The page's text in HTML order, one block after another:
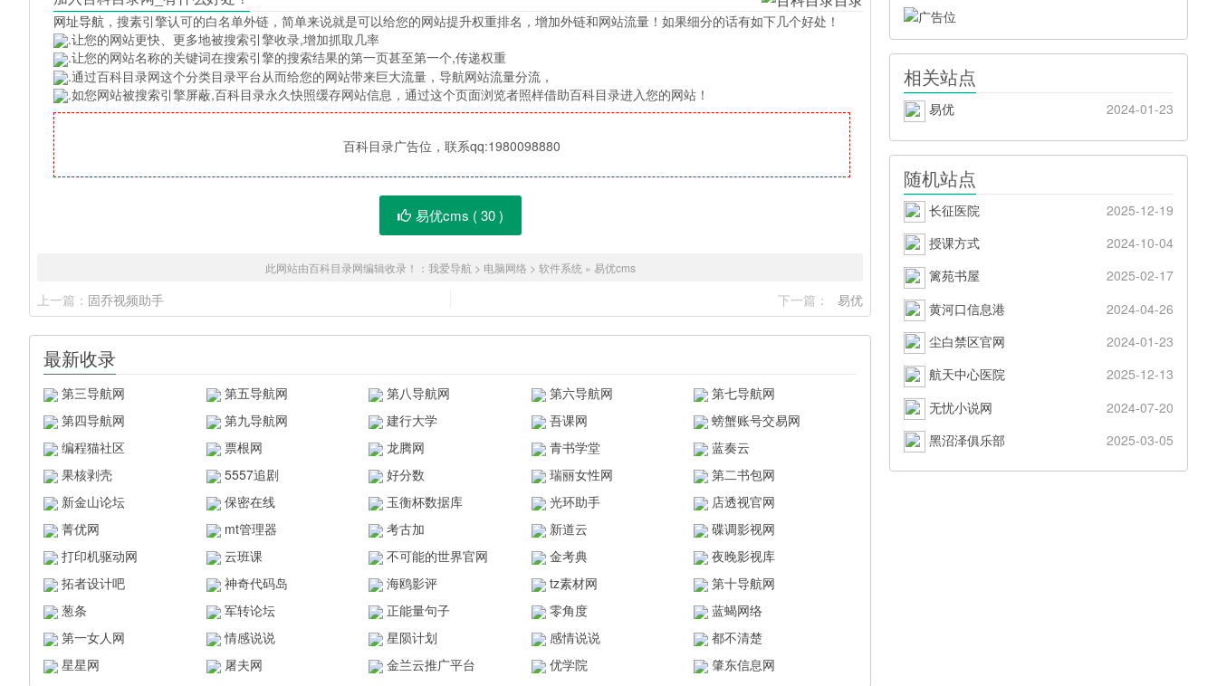
网址导航 ，搜素引擎认可的白名单外链，简单来说就是可以给您的网站提升权重排名，增加外链和网站流量！如果细分的话有如下几个好处！
.让您的网站更快、更多地被搜索引擎收录,增加抓取几率
.让您的网站名称的关键词在搜索引擎的搜索结果的第一页甚至第一个,传递权重
.通过百科目录网这个分类目录平台从而给您的网站带来巨大流量，导航网站流量分流，
.如您网站被搜索引擎屏蔽,百科目录永久快照缓存网站信息，通过这个页面浏览者照样借助百科目录进入您的网站！
百科目录广告位，联系qq:1980098880
易优cms ( 30)
此网站由百科目录网编辑收录！： 我爱导航 > 电脑网络 > 软件系统 » 易优cms
上一篇： 固乔视频助手 下一篇： 易优
最新收录
第三导航网 第五导航网 第八导航网 第六导航网
第七导航网
第四导航网
第九导航网 建行大学 吾课网
螃蟹账号交易网
编程猫社区
票根网 龙腾网 青书学堂
蓝奏云
果核剥壳
5557追剧 好分数 瑞丽女性网
第二书包网
新金山论坛
保密在线 玉衡杯数据库 光环助手
店透视官网
菁优网
mt管理器 考古加 新道云
碟调影视网
打印机驱动网
云班课 不可能的世界官网 金考典
夜晚影视库
拓者设计吧
神奇代码岛 海鸥影评 tz素材网
第十导航网
葱条
军转论坛 正能量句子 零角度
蓝蝎网络
第一女人网
情感说说 星陨计划 感情说说
都不清楚
星星网
屠夫网 金兰云推广平台 优学院 肇东信息网
相关站点
易优 2024-01-23
随机站点
长征医院
2025-12-19
授课方式
2024-10-04
篱苑书屋
2025-02-17
黄河口信息港
2024-04-26
尘白禁区官网
2024-01-23
航天中心医院
2025-12-13
无忧小说网
2024-07-20
黑沼泽俱乐部
2025-03-05